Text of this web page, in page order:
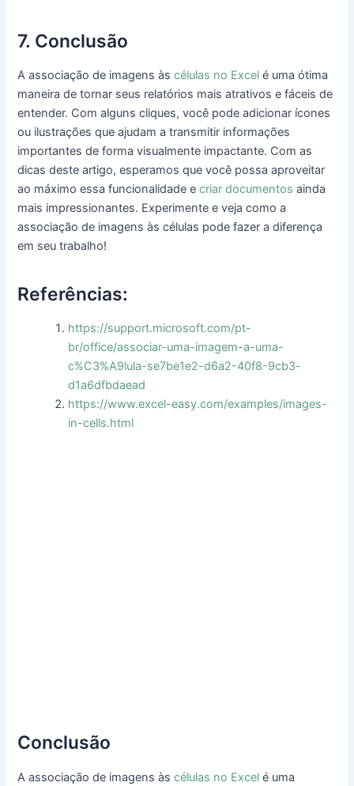
7. Conclusão
A associação de imagens àscélulas no Excel é uma ótima
maneira de tornar seus relatórios mais atrativos e fáceis de
entender. Com alguns cliques, você pode adicionar ícones
ou ilustrações que ajudam a transmitir informações
importantes de forma visualmente impactante. Com as
dicas deste artigo, esperamos que você possa aproveitar
ao máximo essa funcionalidade ecriar documentos ainda
mais impressionantes. Experimente e veja como a
associação de imagens às células pode fazer a diferença
em seu trabalho!
Referências:
https://support.microsoft.com/pt-
br/office/associar-uma-imagem-a-uma-
c%C3%A9lula-se7be1e2-d6a2-40f8-9cb3-
d1a6dfbdaead
https://www.excel-easy.com/examples/images-
in-cells.html
Conclusão
A associação de imagens àscélulas no Excel é uma